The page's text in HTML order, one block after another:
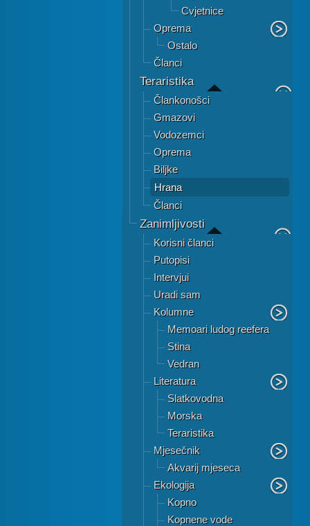
Cvjetnice
Oprema
Ostalo
Članci
Teraristika
Člankonošci
Gmazovi
Vodozemci
Oprema
Biljke
Hrana
Članci
Zanimljivosti
Korisni članci
Putopisi
Intervjui
Uradi sam
Kolumne
Memoari ludog reefera
Stina
Vedran
Literatura
Slatkovodna
Morska
Teraristika
Mjesečnik
Akvarij mjeseca
Ekologija
Kopno
Kopnene vode